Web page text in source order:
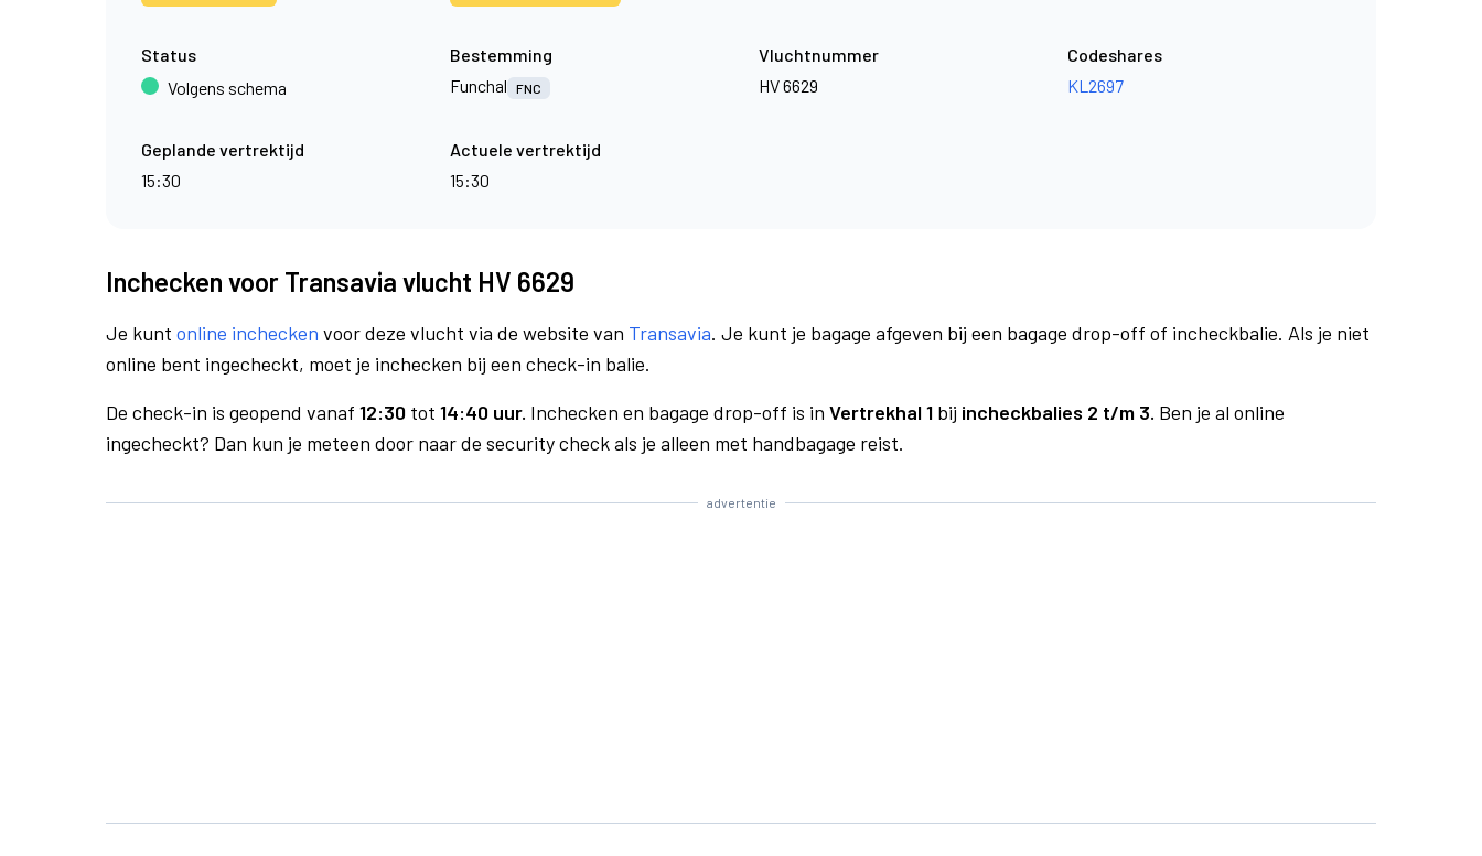
Status
Volgens schema
Bestemming
Funchal
FNC
Vluchtnummer
HV 6629
Codeshares
KL2697
Geplande vertrektijd
15:30
Actuele vertrektijd
15:30
Inchecken voor Transavia vlucht HV 6629
Je kunt online inchecken voor deze vlucht via de website van Transavia. Je kunt je bagage afgeven bij een bagage drop-off of incheckbalie. Als je niet
online bent ingecheckt, moet je inchecken bij een check-in balie.
De check-in is geopend vanaf 12:30 tot 14:40 uur. Inchecken en bagage drop-off is in Vertrekhal 1 bij incheckbalies 2 t/m 3. Ben je al online
ingecheckt? Dan kun je meteen door naar de security check als je alleen met handbagage reist.
advertentie